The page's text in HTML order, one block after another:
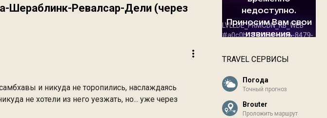
Шераблинк-Ревалсар-Дели (через
и никуда не торопились, наслаждаясь
не хотели из него уезжать, но... уже через
TRAVEL СЕРВИСЫ
Погода
Точный прогноз
Brouter
Проложить маршрут